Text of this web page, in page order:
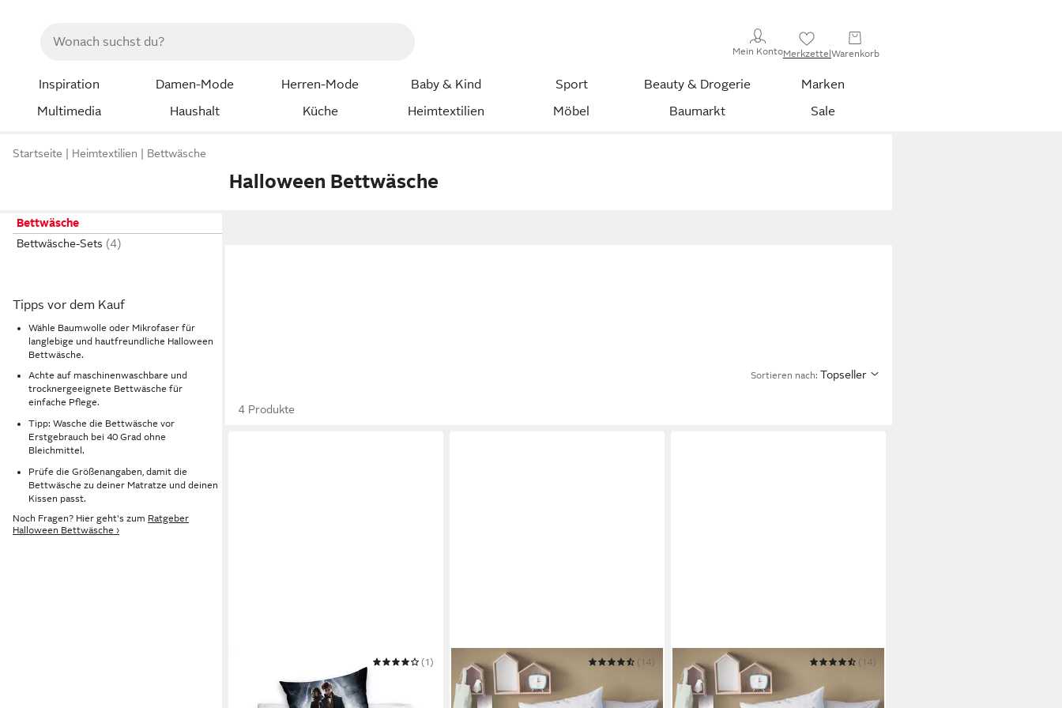
Mein KontoMerkzettelWarenkorb
Inspiration Damen-Mode Herren-Mode Baby & Kind Sport Beauty & Drogerie
Marken
Multimedia
Haushalt Küche Heimtextilien Möbel Baumarkt Sale
Startseite Heimtextilien Bettwäsche
Halloween Bettwäsche
Bettwäsche
Bettwäsche-Sets
Tipps vor dem Kauf
Wähle Baumwolle oder Mikrofaser für
langlebige und hautfreundliche Halloween
Bettwäsche.
Achte auf maschinenwaschbare und
trocknergeeignete Bettwäsche für
einfache Pflege.
Tipp: Wasche die Bettwäsche vor
Erstgebrauch bei 40 Grad ohne
Bleichmittel.
Prüfe die Größenangaben, damit die
Bettwäsche zu deiner Matratze und deinen
Kissen passt.
Noch Fragen? Hier geht's zum Ratgeber
Halloween Bettwäsche ›
Sortieren nach: Topseller
4 Produkte
Bettwäsche Phantastische
Tierwesen 135x200 + 80x80 cm,
(1)
MTONLINEHANDEL
Bettwäsche Harry Potter Eule
Hedwig 135x200 + 80x80 cm, 100 %
(14)
MTONLINEHANDEL
Bettwäsche Harry Potter Eule
Hedwig 135x200 + 80x80 cm, 100 %
(14)